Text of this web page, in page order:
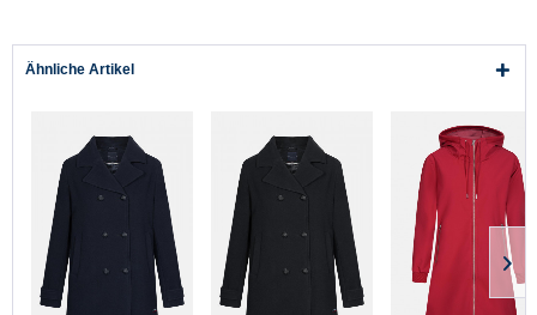
Ähnliche Artikel